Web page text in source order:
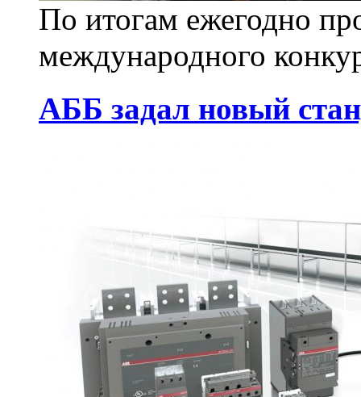
По итогам ежегодно
международного
АББ задал новый